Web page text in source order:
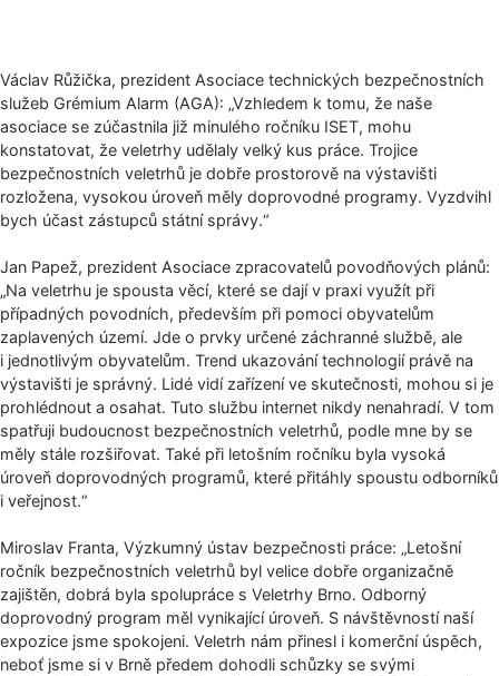
Václav Růžička, prezident Asociace technických bezpečnostních
služeb Grémium Alarm (AGA): „Vzhledem k tomu, že naše
asociace se zúčastnila již minulého ročníku ISET, mohu
konstatovat, že veletrhy udělaly velký kus práce. Trojice
bezpečnostních veletrhů je dobře prostorově na výstavišti
rozložena, vysokou úroveň měly doprovodné programy. Vyzdvihl
bych účast zástupců státní správy.“
Jan Papež, prezident Asociace zpracovatelů povodňových plánů:
„Na veletrhu je spousta věcí, které se dají v praxi využít při
případných povodních, především při pomoci obyvatelům
zaplavených území. Jde o prvky určené záchranné službě, ale
i jednotlivým obyvatelům. Trend ukazování technologií právě na
výstavišti je správný. Lidé vidí zařízení ve skutečnosti, mohou si je
prohlédnout a osahat. Tuto službu internet nikdy nenahradí. V tom
spatřuji budoucnost bezpečnostních veletrhů, podle mne by se
měly stále rozšiřovat. Také při letošním ročníku byla vysoká
úroveň doprovodných programů, které přitáhly spoustu odborníků
i veřejnost.“
Miroslav Franta, Výzkumný ústav bezpečnosti práce: „Letošní
ročník bezpečnostních veletrhů byl velice dobře organizačně
zajištěn, dobrá byla spolupráce s Veletrhy Brno. Odborný
doprovodný program měl vynikající úroveň. S návštěvností naší
expozice jsme spokojeni. Veletrh nám přinesl i komerční úspěch,
neboť jsme si v Brně předem dohodli schůzky se svými